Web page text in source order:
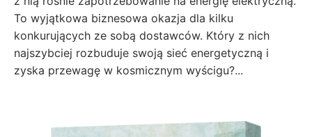
To wyjątkowa biznesowa okazja dla kilku
konkurujących ze sobą dostawców. Który z nich
najszybciej rozbuduje swoją sieć energetyczną i
zyska przewagę w kosmicznym wyścigu?...